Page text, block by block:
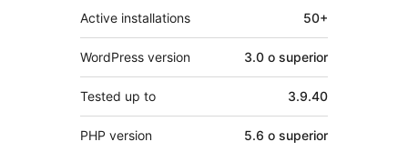
Active installations 50+
WordPress version 3.0 o superior
Tested up to 3.9.40
PHP version 5.6 o superior